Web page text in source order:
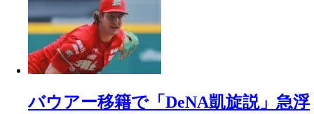
バウアー移籍で「DeNA凱旋説」急浮